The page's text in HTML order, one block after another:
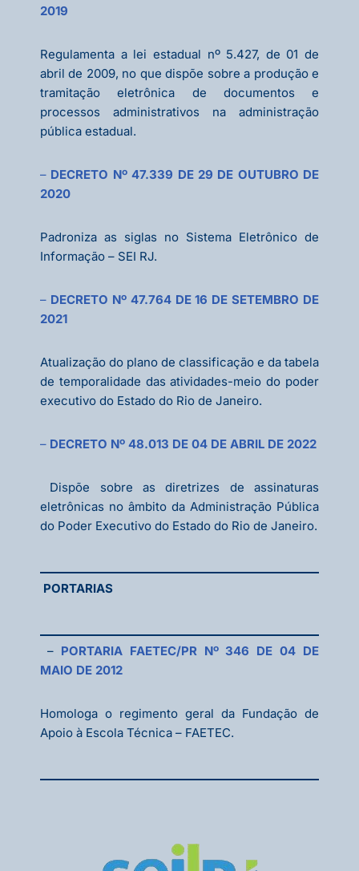
2019
Regulamenta a lei estadual nº 5.427, de 01 de
abril de 2009, no que dispõe sobre a produção e
tramitação eletrônica de documentos e
processos administrativos na administração
pública estadual.
– DECRETO Nº 47.339 DE 29 DE OUTUBRO DE
2020
Padroniza as siglas no Sistema Eletrônico de
Informação – SEI RJ.
– DECRETO Nº 47.764 DE 16 DE SETEMBRO DE
2021
Atualização do plano de classificação e da tabela
de temporalidade das atividades-meio do poder
executivo do Estado do Rio de Janeiro.
– DECRETO Nº 48.013 DE 04 DE ABRIL DE 2022
Dispõe sobre as diretrizes de assinaturas
eletrônicas no âmbito da Administração Pública
do Poder Executivo do Estado do Rio de Janeiro.
PORTARIAS
– PORTARIA FAETEC/PR Nº 346 DE 04 DE
MAIO DE 2012
Homologa o regimento geral da Fundação de
Apoio à Escola Técnica – FAETEC.